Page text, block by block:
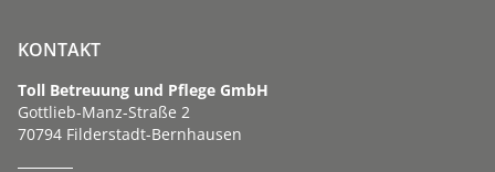
KONTAKT
Toll Betreuung und Pflege GmbH
Gottlieb-Manz-Straße 2
70794 Filderstadt-Bernhausen